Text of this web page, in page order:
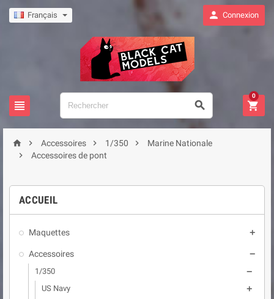
Français  Connexion
  
0
  Accessoires  1/350 
Marine Nationale

Accessoires de pont
ACCUEIL
Maquettes 
Accessoires 
1/350 
US Navy 